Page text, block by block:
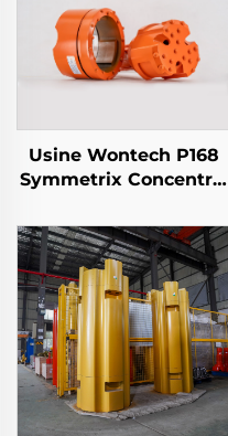
Usine Wontech P168
Symmetrix Concentric
Surcouche
Personnalisé de 6"
pouces DTH Pilot Bit
avec bit à anneau